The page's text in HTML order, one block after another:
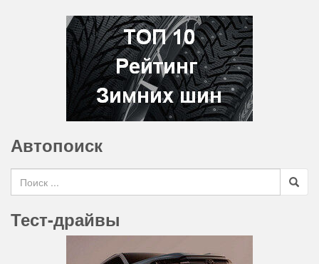
Автопоиск
Search for
Тест-драйвы